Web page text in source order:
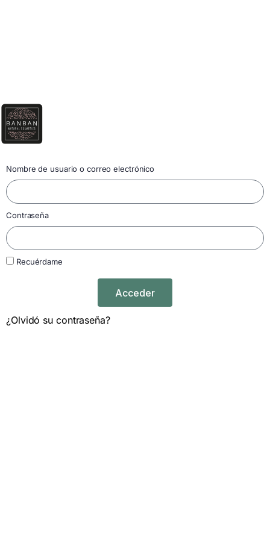
Nombre de usuario o correo electrónico
Contraseña
Recuérdame
Acceder
¿Olvidó su contraseña?